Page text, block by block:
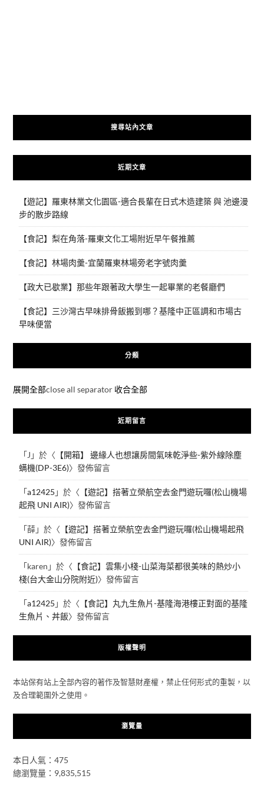
搜尋站內文章
近期文章
【遊記】羅東林業文化園區-適合長輩在日式木造建築 與 池邊漫
步的散步路線
【食記】梨在角落-羅東文化工場附近早午餐推薦
【食記】林場肉羹-宜蘭羅東林場旁老字號肉羹
【政大已歇業】那些年跟著政大學生一起畢業的老餐廳們
【食記】三沙灣古早味排骨飯搬到哪？基隆中正區調和市場古
早味便當
分類
展開全部close all separator 收合全部
近期留言
「J 」於〈 【開箱】 邊緣人也想讓房間氣味乾淨些-紫外線除塵
螨機(DP-3E6)〉發佈留言
「a12425 」於〈 【遊記】搭著立榮航空去金門遊玩囉(松山機場
起飛 UNI AIR)〉發佈留言
「薛」於〈 【遊記】搭著立榮航空去金門遊玩囉(松山機場起飛
UNI AIR)〉發佈留言
「karen 」於〈 【食記】雲集小棧-山菜海菜都很美味的熱炒小
棧(台大金山分院附近)〉發佈留言
「a12425 」於〈 【食記】丸九生魚片-基隆海港樓正對面的基隆
生魚片、丼飯〉發佈留言
版權聲明
本站保有站上全部內容的著作及智慧財產權，禁止任何形式的重製，以
及合理範圍外之使用。
瀏覽量
本日人氣：475
總瀏覽量：9,835,515